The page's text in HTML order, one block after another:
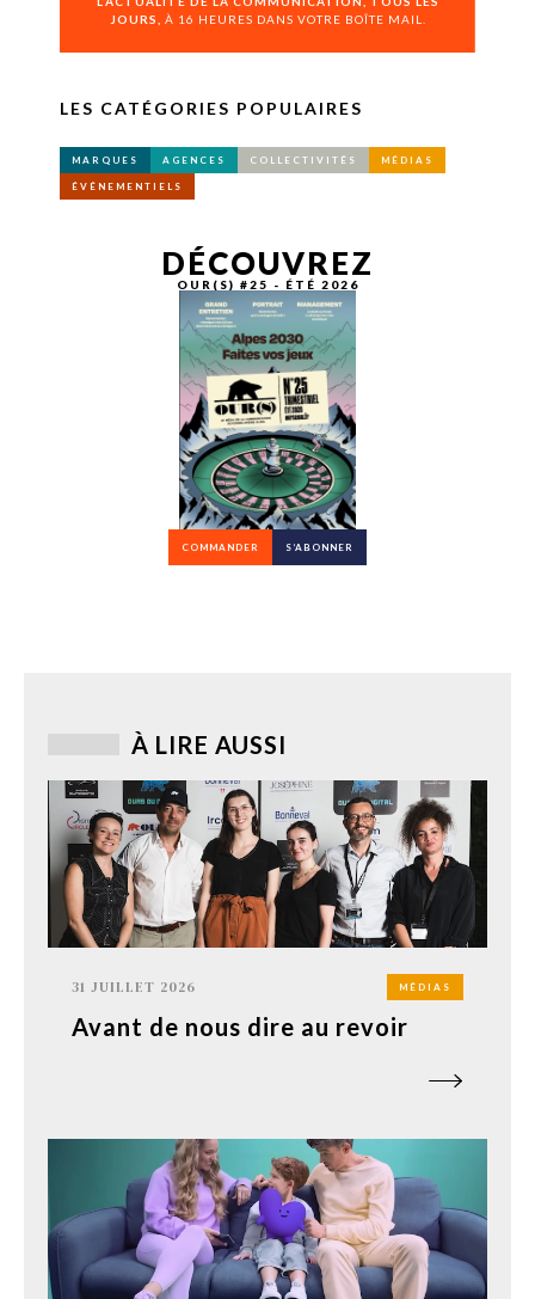
JOURS,
À 16 HEURES DANS VOTRE BOÎTE MAIL.
LES CATÉGORIES POPULAIRES
MARQUES AGENCES COLLECTIVITÉS MÉDIAS
ÉVÉNEMENTIELS
DÉCOUVREZ
OUR(S) #25 - ÉTÉ 2026
COMMANDER S’ABONNER
À LIRE AUSSI
31 JUILLET 2026 MÉDIAS
Avant de nous dire au revoir